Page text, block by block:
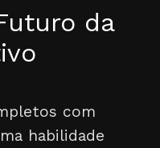
da
com
habilidade